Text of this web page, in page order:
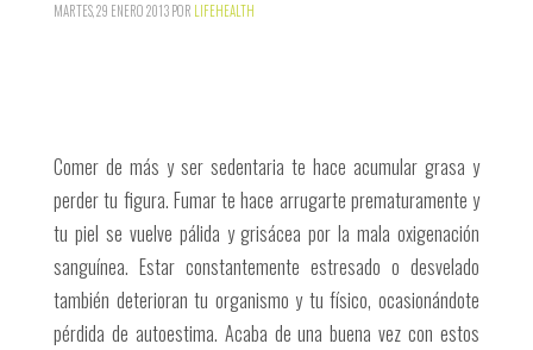
MARTES, 29 ENERO 2013POR LIFEHEALTH
Comer de más y ser sedentaria te hace acumular grasa y
perder tu figura. Fumar te hace arrugarte prematuramente y
tu piel se vuelve pálida y grisácea por la mala oxigenación
sanguínea. Estar constantemente estresado o desvelado
también deterioran tu organismo y tu físico, ocasionándote
pérdida de autoestima. Acaba de una buena vez con estos